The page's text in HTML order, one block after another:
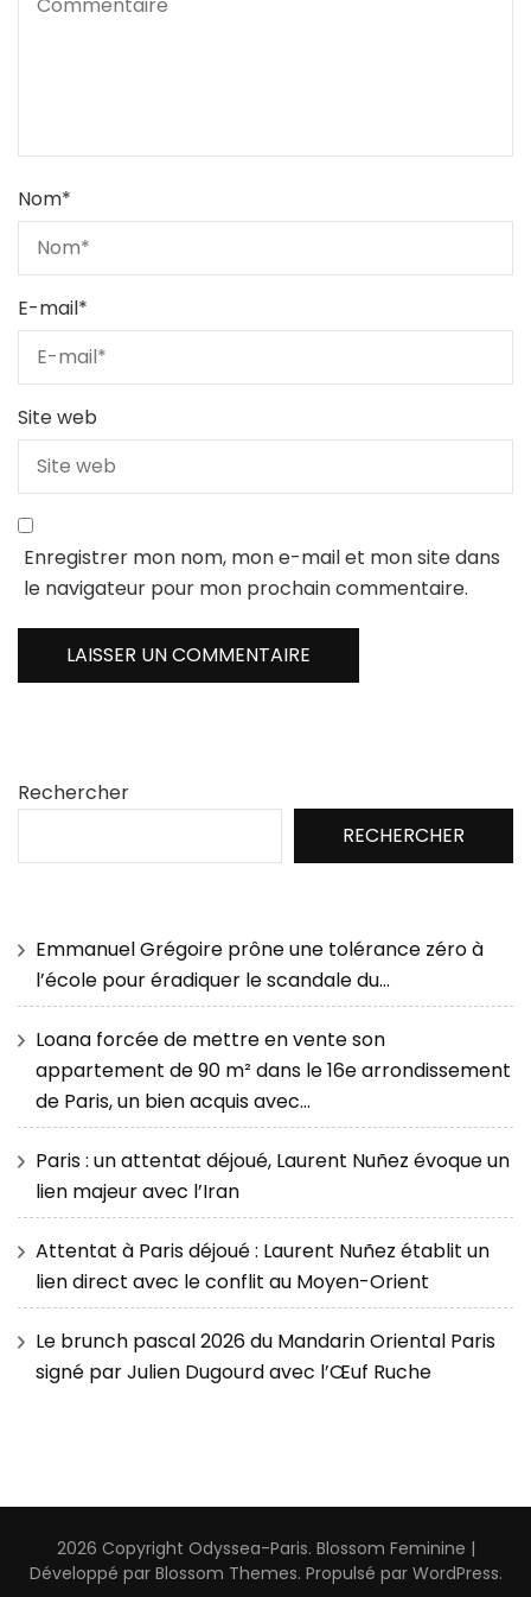
Nom*
E-mail*
Site web
Enregistrer mon nom, mon e-mail et mon site dans
le navigateur pour mon prochain commentaire.
Rechercher
RECHERCHER
Emmanuel Grégoire prône une tolérance zéro à
l’école pour éradiquer le scandale du…
Loana forcée de mettre en vente son
appartement de 90 m² dans le 16e arrondissement
de Paris, un bien acquis avec…
Paris : un attentat déjoué, Laurent Nuñez évoque un
lien majeur avec l’Iran
Attentat à Paris déjoué : Laurent Nuñez établit un
lien direct avec le conflit au Moyen-Orient
Le brunch pascal 2026 du Mandarin Oriental Paris
signé par Julien Dugourd avec l’Œuf Ruche
2026 Copyright Odyssea-Paris. Blossom Feminine |
Développé par Blossom Themes. Propulsé par WordPress.